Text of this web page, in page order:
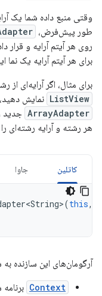
وقتی منبع داده شما یک
طور پیش‌فرض،
روی هر آیتم آرایه و قرار
برای هر آیتم آرایه یک نما
برای مثال، اگر آرایه‌ای
ListView نمایش
ArrayAdapter جدید
هر رشته و آرایه رشته‌ای
کاتلین جاوا
(this,
آرگومان‌های این سازنده
Context